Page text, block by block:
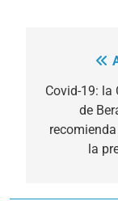
de
entradas
Covid-19: la
de
la